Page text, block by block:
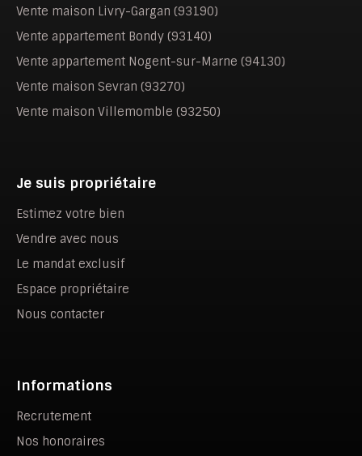
Vente maison Livry-Gargan (93190)
Vente appartement Bondy (93140)
Vente appartement Nogent-sur-Marne (94130)
Vente maison Sevran (93270)
Vente maison Villemomble (93250)
Je suis propriétaire
Estimez votre bien
Vendre avec nous
Le mandat exclusif
Espace propriétaire
Nous contacter
Informations
Recrutement
Nos honoraires